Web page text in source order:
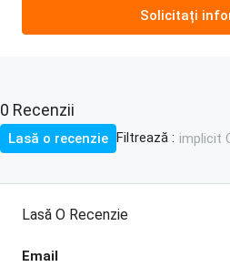
Solicitați
0 Recenzii
Filtrează : implicit
Lasă o recenzie
Lasă O Recenzie
Email